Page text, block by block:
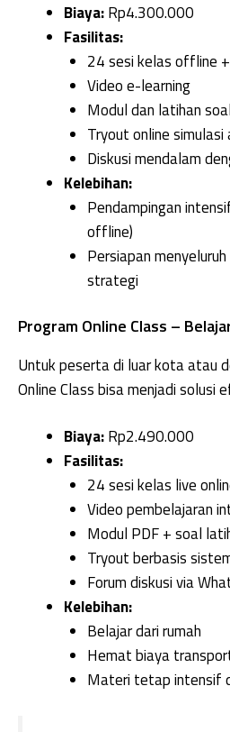
Biaya:Rp4.300.000
Fasilitas:
24 sesi kelas offline
Video e-learning
Modul dan latihan
Tryout online simulasi
Diskusi mendalam
Kelebihan:
Pendampingan
offline)
Persiapan
strategi
Program Online Class –
Untuk peserta di luar kota atau
Online Class bisa menjadi solusi
Biaya:Rp2.490.000
Fasilitas:
24 sesi kelas live
Video pembelajaran
Modul PDF + soal
Tryout berbasis
Forum diskusi via
Kelebihan:
Belajar dari rumah
Hemat biaya
Materi tetap intensif